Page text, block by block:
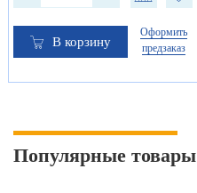
В корзину
Оформить
предзаказ
Популярные товары